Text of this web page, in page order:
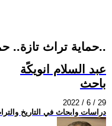
حماية تراث تازة.. حماية لهوية مدينة..
عبد السلام انويكًة
باحث
2022 / 6 / 29
دراسات وابحاث في التاريخ